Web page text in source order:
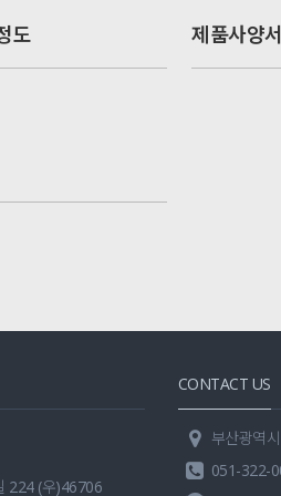
도 제품사양서
224 (우)46706
CONTACT US
부산광역
051-322-